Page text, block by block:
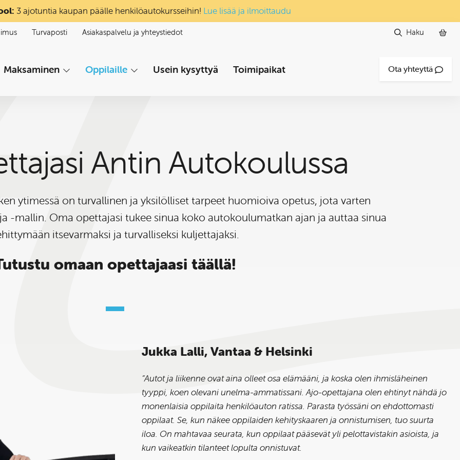
3 ajotuntia kaupan päälle henkilöautokursseihin! Lue lisää ja ilmoittaudu
Maksaminen Oppilaille Usein kysyttyä Toimipaikat Ota yhteyttä
Turvaposti Asiakaspalvelu ja yhteystiedot Haku
Antin Autokoulussa
ytimessä on turvallinen ja yksilölliset tarpeet huomioiva opetus, jota varten
-mallin. Oma opettajasi tukee sinua koko autokoulumatkan ajan ja auttaa sinua
itsevarmaksi ja turvalliseksi kuljettajaksi.
omaan opettajaasi täällä!
Jukka Lalli, Vantaa & Helsinki
”Autot ja liikenne ovat aina olleet osa elämääni, ja koska olen ihmisläheinen
tyyppi, koen olevani unelma-ammatissani. Ajo-opettajana olen ehtinyt nähdä jo
monenlaisia oppilaita henkilöauton ratissa. Parasta työssäni on ehdottomasti
oppilaat. Se, kun näkee oppilaiden kehityskaaren ja onnistumisen, tuo suurta
iloa. On mahtavaa seurata, kun oppilaat pääsevät yli pelottavistakin asioista, ja
kun vaikeatkin tilanteet lopulta onnistuvat.